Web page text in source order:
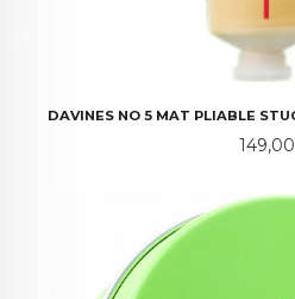
DAVINES NO 5 MAT PLIABLE
Pris
149,00